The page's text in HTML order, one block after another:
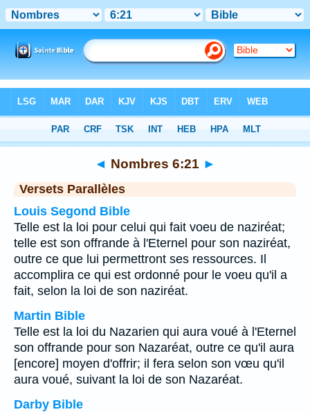
Chapitre 6 > Verset 21
◄ Nombres 6:21 ►
Versets Parallèles
Louis Segond Bible
Telle est la loi pour celui qui fait voeu de naziréat;
telle est son offrande à l'Eternel pour son naziréat,
outre ce que lui permettront ses ressources. Il
accomplira ce qui est ordonné pour le voeu qu'il a
fait, selon la loi de son naziréat.
Martin Bible
Telle est la loi du Nazarien qui aura voué à l'Eternel
son offrande pour son Nazaréat, outre ce qu'il aura
[encore] moyen d'offrir; il fera selon son vœu qu'il
aura voué, suivant la loi de son Nazaréat.
Darby Bible